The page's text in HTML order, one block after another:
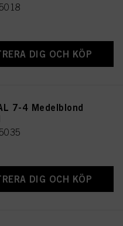
DIG OCH KÖP
7-4 Medelblond
DIG OCH KÖP